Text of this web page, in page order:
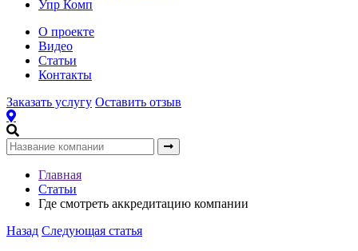
Упр Комп
О проекте
Видео
Статьи
Контакты
Заказать услугу Оставить отзыв
Главная
Статьи
Где смотреть аккредитацию компании
Назад Следующая статья